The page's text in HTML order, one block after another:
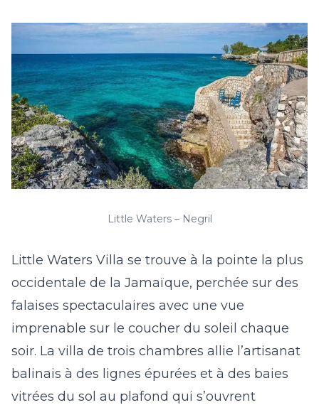
Little Waters – Negril
Little Waters Villa se trouve à la pointe la plus
occidentale de la Jamaïque, perchée sur des
falaises spectaculaires avec une vue
imprenable sur le coucher du soleil chaque
soir. La villa de trois chambres allie l’artisanat
balinais à des lignes épurées et à des baies
vitrées du sol au plafond qui s’ouvrent